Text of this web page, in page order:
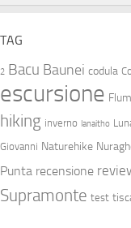
TAG
2 Bacu Baunei codula
escursione
hiking inverno lanaitho
Giovanni Naturehike
Punta recensione
Supramonte test